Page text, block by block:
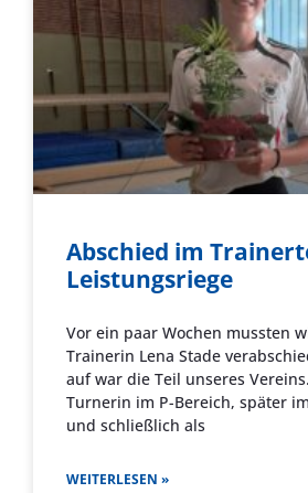
Abschied im
Leistungsriege
Vor ein paar Wochen mussten
Trainerin Lena Stade
auf war die Teil unseres
Turnerin im P-Bereich, später
und schließlich als
WEITERLESEN »